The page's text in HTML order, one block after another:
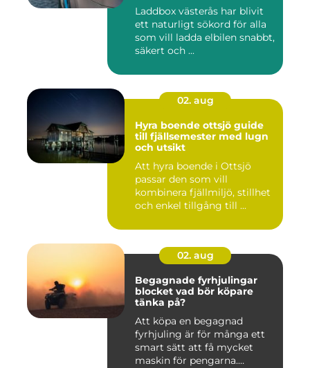
Laddbox västerås har blivit
ett naturligt sökord för alla
som vill ladda elbilen snabbt,
säkert och ...
02. aug
Hyra boende ottsjö guide
till fjällsemester med lugn
och utsikt
Att hyra boende i Ottsjö
passar den som vill
kombinera fjällmiljö, stillhet
och enkel tillgång till ...
02. aug
Begagnade fyrhjulingar
blocket vad bör köpare
tänka på?
Att köpa en begagnad
fyrhjuling är för många ett
smart sätt att få mycket
maskin för pengarna.